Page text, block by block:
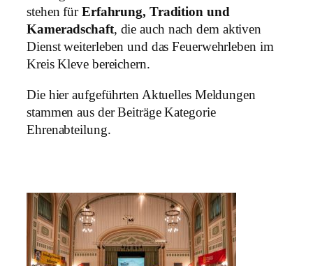
stehen für Erfahrung, Tradition und
Kameradschaft, die auch nach dem aktiven
Dienst weiterleben und das Feuerwehrleben im
Kreis Kleve bereichern.
Die hier aufgeführten Aktuelles Meldungen
stammen aus der Beiträge Kategorie
Ehrenabteilung.